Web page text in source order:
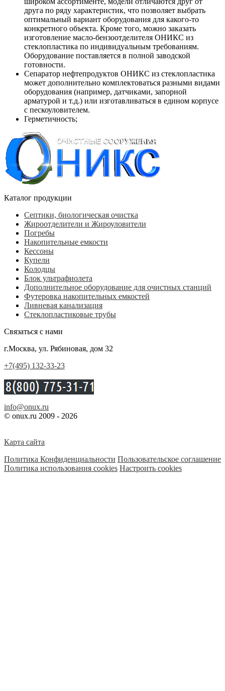
друга по ряду характеристик, что позволяет выбрать
оптимальный вариант оборудования для какого-то
конкретного объекта. Кроме того, можно заказать
изготовление масло-бензоотделителя ОНИКС из
стеклопластика по индивидуальным требованиям.
Оборудование поставляется в полной заводской
готовности.
Сепаратор нефтепродуктов ОНИКС из стеклопластика
может дополнительно комплектоваться разными видами
оборудования (например, датчиками, запорной
арматурой и т.д.) или изготавливаться в едином корпусе
с пескоуловителем.
Герметичность;
Каталог продукции
Септики, биологическая очистка
Жироотделители и Жироуловители
Погребы
Накопительные емкости
Кессоны
Купели
Колодцы
Блок ультрафиолета
Дополнительное оборудование для очистных станций
Футеровка накопительных емкостей
Ливневая канализация
Стеклопластиковые трубы
Связаться с нами
г.Москва, ул. Рябиновая, дом 32
+7(495) 132-33-23
info@onux.ru
© onux.ru 2009 - 2026
Карта сайта
Политика Конфиденциальности Пользовательское соглашение
Политика использования cookies Настроить cookies